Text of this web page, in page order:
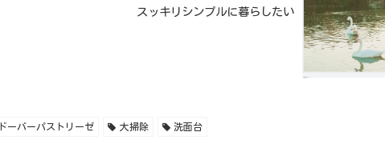
スッキリシンプルに暮らしたい
ドーバーパストリーゼ 大掃除 洗面台